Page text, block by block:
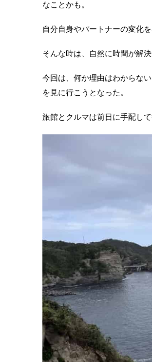
なことかも。
自分自身やパートナーの変化
そんな時は、自然に時間が解
今回は、何か理由はわからな
を見に行こうとなった。
旅館とクルマは前日に手配し